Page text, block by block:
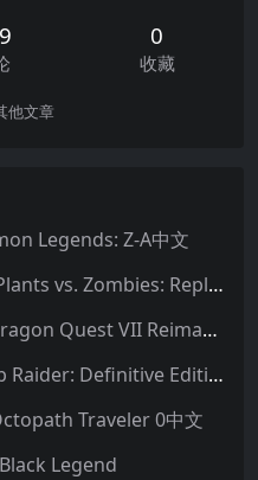
0
收藏
他文章
Legends: Z-A中文
植物大战僵尸：重植版|Plants vs. Zombies: Replanted中文
勇者斗恶龙7：重制版|Dragon Quest VII Reimagined中文
古墓丽影：决定版|Tomb Raider: Definitive Edition中文
Traveler 0中文
Legend